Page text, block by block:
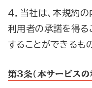
４．当社は、本規約
利用者の承諾を得る
することができるも
第３条（本サービス